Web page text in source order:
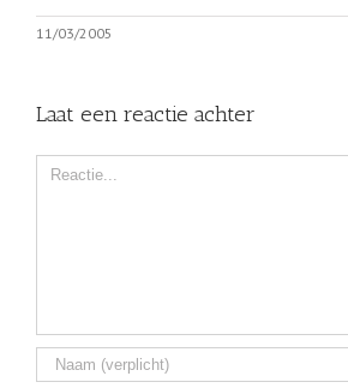
11/03/2005
Laat een reactie achter
Comment